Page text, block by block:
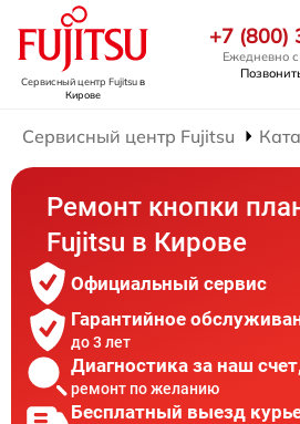
Сервисный центр Fujitsuв
Кирове
+7 (800)
Ежедневно
Сервисный центр Fujitsu
Ремонт кнопки
Fujitsu в Кирове
Официальный сервис
Гарантийное
до 3 лет
Диагностика за наш
ремонт по желанию
Бесплатный выезд